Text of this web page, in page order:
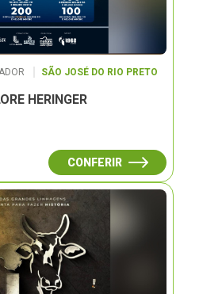
SÃO JOSÉ DO RIO PRETO
HERINGER
CONFERIR